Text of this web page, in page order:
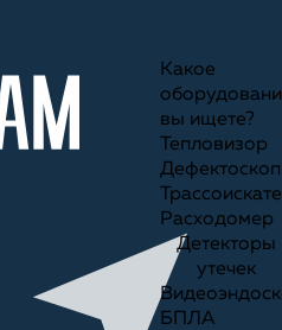
Какое
вы ищете?
Тепловизор
Дефектоскоп
Расходомер
Детекторы
утечек
БПЛА